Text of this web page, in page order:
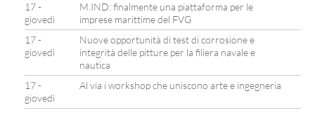
17 -
giovedì
M.IND: finalmente una piattaforma per le
imprese marittime del FVG
17 -
giovedì
Nuove opportunità di test di corrosione e
integrità delle pitture per la filiera navale e
nautica
17 -
giovedì
Al via i workshop che uniscono arte e ingegneria